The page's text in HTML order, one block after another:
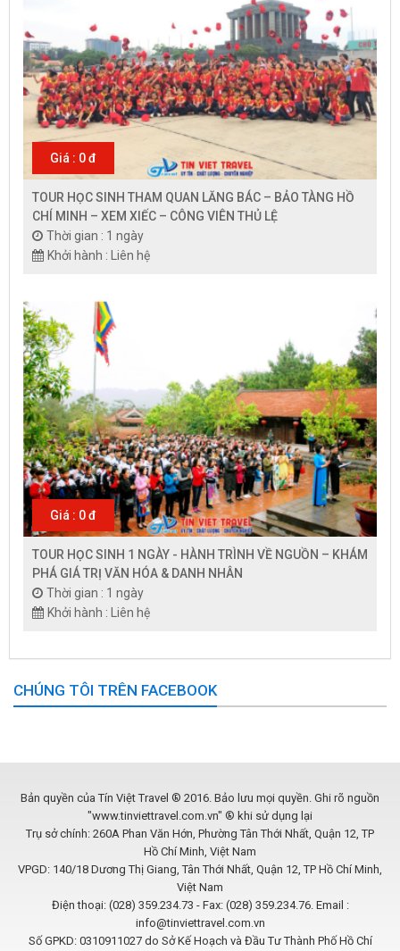
Giá : 0 đ
TOUR HỌC SINH THAM QUAN LĂNG BÁC – BẢO TÀNG HỒ
CHÍ MINH – XEM XIẾC – CÔNG VIÊN THỦ LỆ
Thời gian : 1 ngày
Khởi hành : Liên hệ
Giá : 0 đ
TOUR HỌC SINH 1 NGÀY - HÀNH TRÌNH VỀ NGUỒN – KHÁM
PHÁ GIÁ TRỊ VĂN HÓA & DANH NHÂN
Thời gian : 1 ngày
Khởi hành : Liên hệ
CHÚNG TÔI TRÊN FACEBOOK
Bản quyền của Tín Việt Travel ® 2016. Bảo lưu mọi quyền. Ghi rõ nguồn
"www.tinviettravel.com.vn" ® khi sử dụng lại
Trụ sở chính: 260A Phan Văn Hớn, Phường Tân Thới Nhất, Quận 12, TP
Hồ Chí Minh, Việt Nam
VPGD: 140/18 Dương Thị Giang, Tân Thới Nhất, Quận 12, TP Hồ Chí Minh,
Việt Nam
Điện thoại: (028) 359.234.73 - Fax: (028) 359.234.76. Email :
info@tinviettravel.com.vn
Số GPKD: 0310911027 do Sở Kế Hoạch và Đầu Tư Thành Phố Hồ Chí